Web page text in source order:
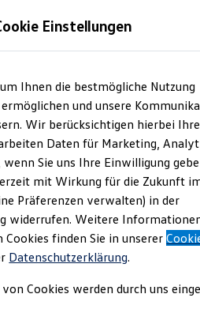
und Gebrauchtwagen
Einstellungen
Ihnen die bestmögliche Nutzung
und unsere
Wir berücksichtigen hierbei Ihre
Daten für Marketing,
wenn Sie uns Ihre Einwilligung
mit Wirkung für die Zukunft
Präferenzen verwalten) in der
widerrufen. Weitere
Cookies finden Sie in unserer
Datenschutzerklärung.
Cookies werden durch uns